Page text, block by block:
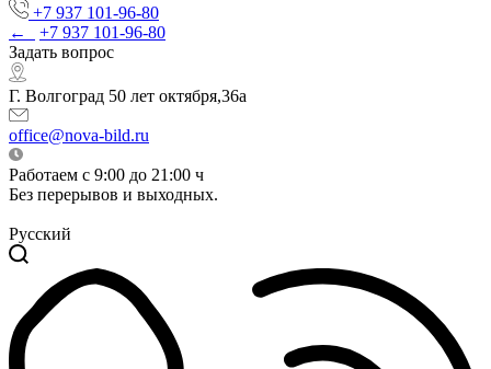
+7 937 101-96-80
←
+7 937 101-96-80
Задать вопрос
Г. Волгоград 50 лет октября,36а
office@nova-bild.ru
Работаем с 9:00 до 21:00 ч
Без перерывов и выходных.
Русский